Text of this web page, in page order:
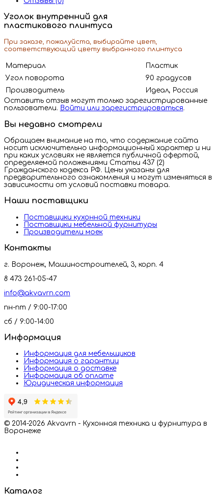
Уголок внутренний для
пластикового плинтуса
При заказе, пожалуйста, выбирайте цвет,
соответствующий цвету выбранного плинтуса
Материал
Пластик
Угол поворота
90 градусов
Производитель
Идеал, Россия
Оставить отзыв могут только зарегистрированные
пользователи. Войти или зарегистрироваться.
Вы недавно смотрели
Обращаем внимание на то, что содержание сайта
носит исключительно информационный характер и ни
при каких условиях не является публичной офертой,
определяемой положениями Статьи 437 (2)
Гражданского кодекса РФ. Цены указаны для
предварительного ознакомления и могут изменяться в
зависимости от условий поставки товара.
Наши поставщики
Поставщики кухонной техники
Поставщики мебельной фурнитуры
Производители моек
Контакты
г. Воронеж, Машиностроителей, 3, корп. 4
8 473 261-05-47
info@akvavrn.com
пн-пт / 9:00-17:00
сб / 9:00-14:00
Информация
Информация для мебельщиков
Информация о гарантии
Информация о доставке
Информация об оплате
Юридическая информация
© 2014-2026 Akvavrn - Кухонная техника и фурнитура в
Воронеже
Каталог